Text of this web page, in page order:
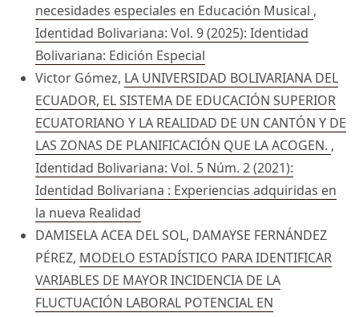
necesidades especiales en Educación Musical ,
Identidad Bolivariana: Vol. 9 (2025): Identidad
Bolivariana: Edición Especial
Victor Gómez, LA UNIVERSIDAD BOLIVARIANA DEL
ECUADOR, EL SISTEMA DE EDUCACIÓN SUPERIOR
ECUATORIANO Y LA REALIDAD DE UN CANTÓN Y DE
LAS ZONAS DE PLANIFICACIÓN QUE LA ACOGEN. ,
Identidad Bolivariana: Vol. 5 Núm. 2 (2021):
Identidad Bolivariana : Experiencias adquiridas en
la nueva Realidad
DAMISELA ACEA DEL SOL, DAMAYSE FERNÁNDEZ
PÉREZ, MODELO ESTADÍSTICO PARA IDENTIFICAR
VARIABLES DE MAYOR INCIDENCIA DE LA
FLUCTUACIÓN LABORAL POTENCIAL EN